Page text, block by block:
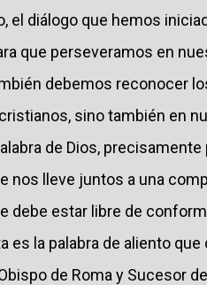
el diálogo que hemos
que perseveramos en
debemos reconocer
sino también en
de Dios,
nos lleve juntos a una
debe estar libre de
es la palabra de aliento
de Roma y Sucesor